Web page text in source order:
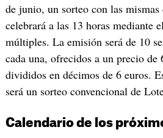
de junio, un sorteo con las mismas
celebrará a las 13 horas mediante
múltiples. La emisión será de 10
cada una, ofrecidos a un precio de
divididos en décimos de 6 euros.
será un sorteo convencional de
Calendario de los